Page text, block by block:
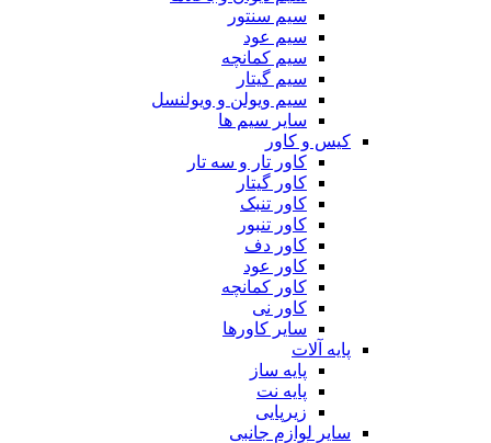
سیم سنتور
سیم عود
سیم کمانچه
سیم گیتار
سیم ویولن و ویولنسل
سایر سیم ها
کیس و کاور
کاور تار و سه تار
کاور گیتار
کاور تنبک
کاور تنبور
کاور دف
کاور عود
کاور کمانچه
کاور نی
سایر کاورها
پایه آلات
پایه ساز
پایه نت
زیرپایی
سایر لوازم جانبی